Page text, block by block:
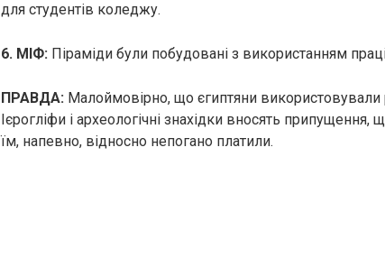
для студентів коледжу.
6. МІФ: Піраміди були побудовані з використанням
ПРАВДА: Малоймовірно, що єгиптяни використовували
Ієрогліфи і археологічні знахідки вносять припущення,
їм, напевно, відносно непогано платили.